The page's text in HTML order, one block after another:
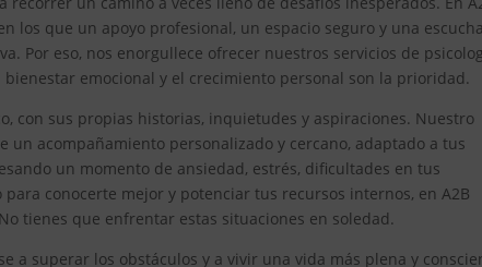
los que un apoyo profesional, un espacio seguro y una
Por eso, nos enorgullece ofrecer nuestros servicios de
emocional y el crecimiento personal son la prioridad.
con sus propias historias, inquietudes y aspiraciones. Nuestro
acompañamiento personalizado y cercano, adaptado a tus
un momento de ansiedad, estrés, dificultades en tus
conocerte mejor y potenciar tus recursos internos, en A2B
tienes que enfrentar estas situaciones en soledad.
a superar los obstáculos y a vivir una vida más plena y